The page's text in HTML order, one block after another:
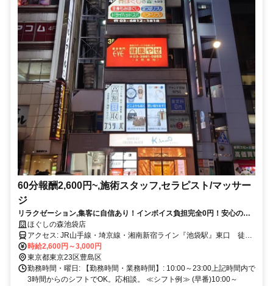
60分報酬2,600円~,施術スタッフ,セラピスト/マッサー
ジ
リラクゼーション,集客に自信あり！インボイス負担完全0円！安心の待
機保障あり！ 平均日給1万5000円
ほぐしの森池袋店
アクセス: JR山手線・埼京線・湘南新宿ライン『池袋駅』東口 徒歩
2分 東武東上線/西武池袋線『池袋駅』東口 徒歩2分 東京メトロ丸の
内線・有楽町線・副都心線『池袋駅』23番出口 徒歩2分
時給2,600円～3,000円
東京都東京23区豊島区
勤務時間・曜日: 【勤務時間・業務時間】: 10:00～23:00上記時間内で
3時間からのシフトでOK。応相談。 ≪シフト例≫ (早番)10:00～